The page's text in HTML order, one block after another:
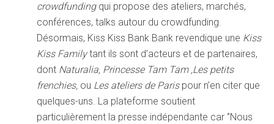
crowdfundingqui propose des ateliers, marchés,
conférences, talks autour du crowdfunding.
Désormais, Kiss Kiss Bank Bank revendique une Kiss
Kiss Familytant ils sont d’acteurs et de partenaires,
dont Naturalia, Princesse Tam Tam ,Les petits
frenchies, ou Les ateliers de Parispour n’en citer que
quelques-uns. La plateforme soutient
particulièrement la presse indépendante car ‘’Nous